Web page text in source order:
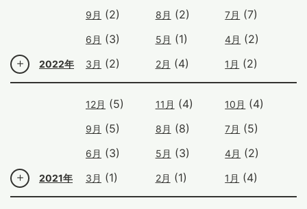
2022年
9月 (2) 8月 (2) 7月 (7)
6月 (3) 5月 (1) 4月 (2)
3月 (2) 2月 (4) 1月 (2)
2021年
12月 (5) 11月 (4) 10月 (4)
9月 (5) 8月 (8) 7月 (5)
6月 (3) 5月 (3) 4月 (2)
3月 (1) 2月 (1) 1月 (4)